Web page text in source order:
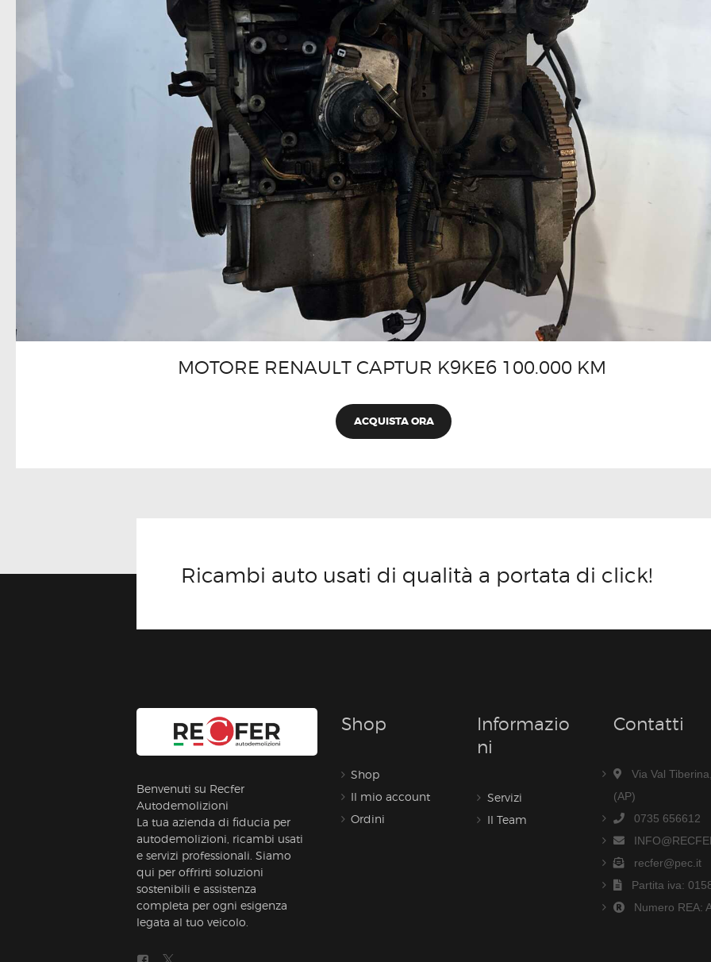
MOTORE RENAULT CAPTUR K9KE6 100.000 KM
ACQUISTA ORA
Ricambi auto usati di qualità a portata di click!
Benvenuti su Recfer
Autodemolizioni
La tua azienda di fiducia per
autodemolizioni, ricambi usati
e servizi professionali. Siamo
qui per offrirti soluzioni
sostenibili e assistenza
completa per ogni esigenza
legata al tuo veicolo.
Shop
Shop
Il mio account
Ordini
Informazio
Ni
Servizi
Il Team
Contatti
Via Val
(AP)
0735 656612
recfer@pec.it
Partita iva:
Numero REA: